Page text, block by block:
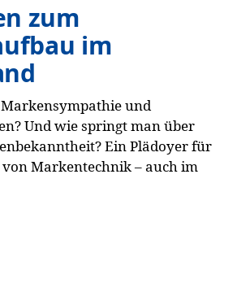
zum
im
und
Und wie springt man über
Ein Plädoyer für
Markentechnik – auch im